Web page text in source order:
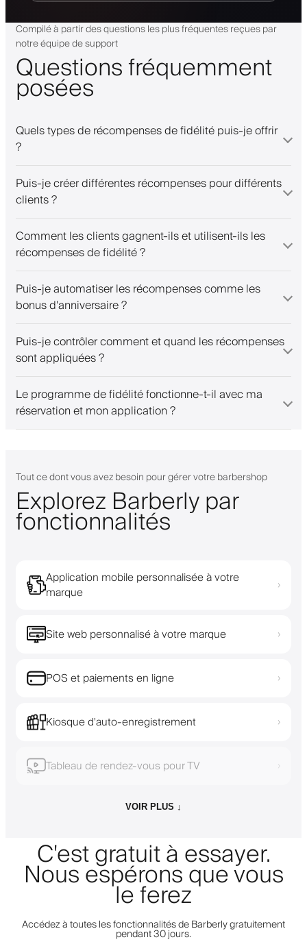
Compilé à partir des questions les plus fréquentes reçues par
notre équipe de support
Questions fréquemment
posées
Quels types de récompenses de fidélité puis-je offrir
?
Puis-je créer différentes récompenses pour différents
clients ?
Comment les clients gagnent-ils et utilisent-ils les
récompenses de fidélité ?
Puis-je automatiser les récompenses comme les
bonus d'anniversaire ?
Puis-je contrôler comment et quand les récompenses
sont appliquées ?
Le programme de fidélité fonctionne-t-il avec ma
réservation et mon application ?
Tout ce dont vous avez besoin pour gérer votre barbershop
Explorez Barberly par
fonctionnalités
Application mobile personnalisée à votre
marque
›
Site web personnalisé à votre marque ›
POS et paiements en ligne ›
Kiosque d'auto-enregistrement ›
Tableau de rendez-vous pour TV ›
VOIR PLUS ↓
C'est gratuit à essayer.
Nous espérons que vous
le ferez
Accédez à toutes les fonctionnalités de Barberly gratuitement
pendant 30 jours.